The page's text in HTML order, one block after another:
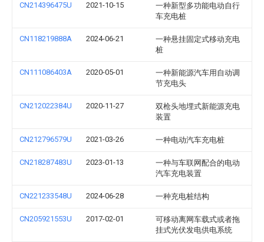
CN214396475U 2021-10-15
一种新型多功能电动自行
车充电桩
CN118219888A 2024-06-21
一种悬挂固定式移动充电
桩
CN111086403A 2020-05-01
一种新能源汽车用自动调
节充电头
CN212022384U 2020-11-27
双枪头地埋式新能源充电
装置
CN212796579U 2021-03-26 一种电动汽车充电桩
CN218287483U 2023-01-13
一种与车联网配合的电动
汽车充电装置
CN221233548U 2024-06-28 一种充电桩结构
CN205921553U 2017-02-01
可移动离网车载式或者拖
挂式光伏发电供电系统